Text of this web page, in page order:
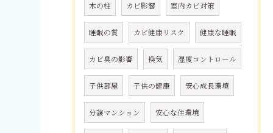
木の柱 カビ影響 室内カビ対策
睡眠の質 カビ健康リスク 健康な睡眠
カビ臭の影響 換気 湿度コントロール
子供部屋 子供の健康 安心成長環境
分譲マンション 安心な住環境